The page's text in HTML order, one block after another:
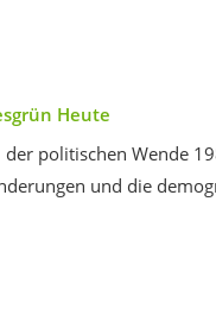
Heute
der politischen Wende
und die